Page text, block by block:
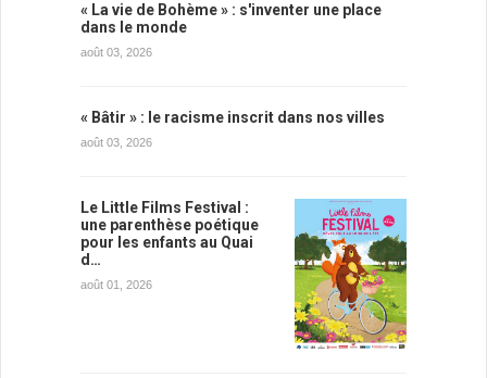
« La vie de Bohème » : s'inventer une place
dans le monde
août 03, 2026
« Bâtir » : le racisme inscrit dans nos villes
août 03, 2026
Le Little Films Festival :
une parenthèse poétique
pour les enfants au Quai
d…
août 01, 2026